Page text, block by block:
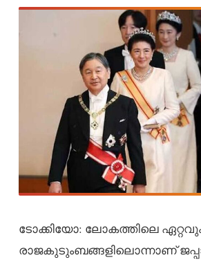
ടോക്കിയോ: ലോകത്തിലെ ഏറ്റവും
രാജകുടുംബങ്ങളിലൊന്നാണ്